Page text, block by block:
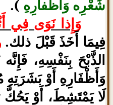
شَعْرِه وَأَظْفارِهِ ).
وَإِذا نَوَى فِي
فِيمَا أَخَذَ قَبْلَ ذلك.
الذَّبْحَ بِنَفْسِهِ،
وَأَظْفَارِهِ أَوْ بَشَرَتِهِ
لَا يَمْتَشِطَ، أَوْ